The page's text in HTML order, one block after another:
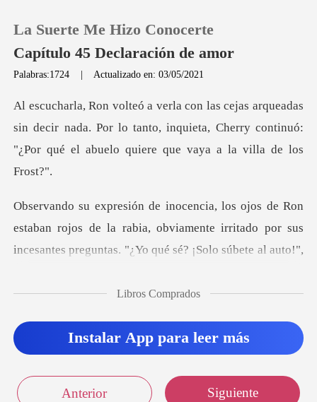
0
Recargar
Salir
La Suerte Me Hizo Conocerte
Capítulo 45 Declaración de amor
Palabras:1724 | Actualizado en: 03/05/2021
in decir nada. Por lo tanto, inquieta, Cherry continuó:
"¿P
taban rojos de la rabia, obviamente irritado por sus
inc
Libros Comprados
Instalar App para leer más
Anterior Siguiente